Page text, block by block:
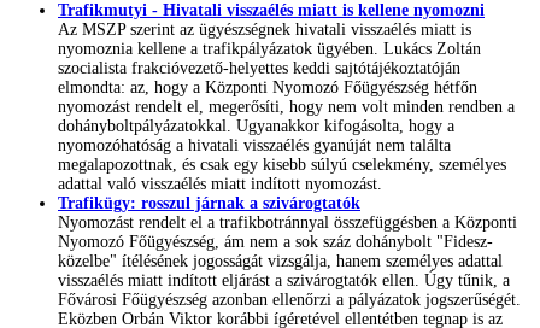
Trafikmutyi - Hivatali visszaélés miatt is kellene nyomozni
Az MSZP szerint az ügyészségnek hivatali visszaélés miatt is
nyomoznia kellene a trafikpályázatok ügyében. Lukács Zoltán
szocialista frakcióvezető-helyettes keddi sajtótájékoztatóján
elmondta: az, hogy a Központi Nyomozó Főügyészség hétfőn
nyomozást rendelt el, megerősíti, hogy nem volt minden rendben a
dohányboltpályázatokkal. Ugyanakkor kifogásolta, hogy a
nyomozóhatóság a hivatali visszaélés gyanúját nem találta
megalapozottnak, és csak egy kisebb súlyú cselekmény, személyes
adattal való visszaélés miatt indított nyomozást.
Trafikügy: rosszul járnak a szivárogtatók
Nyomozást rendelt el a trafikbotránnyal összefüggésben a Központi
Nyomozó Főügyészség, ám nem a sok száz dohánybolt "Fidesz-
közelbe" ítélésének jogosságát vizsgálja, hanem személyes adattal
visszaélés miatt indított eljárást a szivárogtatók ellen. Úgy tűnik, a
Fővárosi Főügyészség azonban ellenőrzi a pályázatok jogszerűségét.
Eközben Orbán Viktor korábbi ígéretével ellentétben tegnap is az